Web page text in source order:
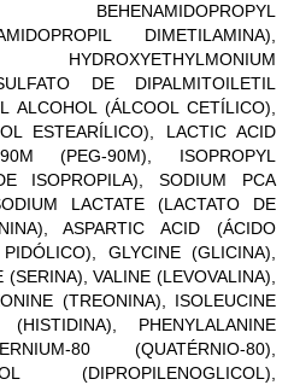
BEHENAMIDOPROPYL
DIMETILAMINA),
DE DIPALMITOILETIL
ALCOHOL (ÁLCOOL CETÍLICO),
ESTEARÍLICO), LACTIC ACID
(PEG-90M), ISOPROPYL
ISOPROPILA), SODIUM PCA
LACTATE (LACTATO DE
ASPARTIC ACID (ÁCIDO
GLYCINE (GLICINA),
VALINE (LEVOVALINA),
(TREONINA), ISOLEUCINE
PHENYLALANINE
80 (QUATÉRNIO-80),
(DIPROPILENOGLICOL),